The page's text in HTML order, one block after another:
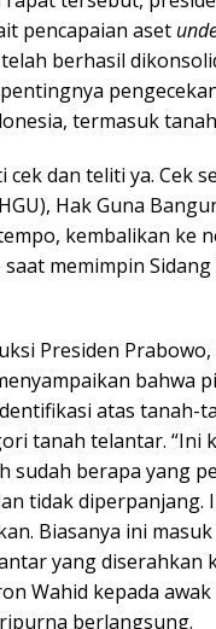
pencapaian aset
berhasil
termasuk
cek dan teliti ya. Cek
Hak Guna
kembalikan ke
memimpin
Presiden
bahwa
atas tanah-
tanah telantar. “Ini
sudah berapa yang
tidak diperpanjang.
Biasanya ini masuk
yang diserahkan
Wahid kepada
berlangsung.